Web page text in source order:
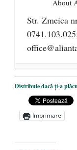
About
Str. Zmeica
Cioloș,
România
2021
Un
octombrie
Distribuie dacă ți-a
Imprimare